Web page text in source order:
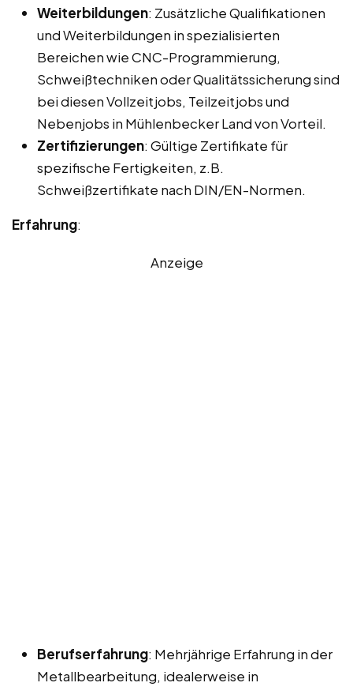
Weiterbildungen: Zusätzliche Qualifikationen
und Weiterbildungen in spezialisierten
Bereichen wie CNC-Programmierung,
Schweißtechniken oder Qualitätssicherung sind
bei diesen Vollzeitjobs, Teilzeitjobs und
Nebenjobs in Mühlenbecker Land von Vorteil.
Zertifizierungen: Gültige Zertifikate für
spezifische Fertigkeiten, z.B.
Schweißzertifikate nach DIN/EN-Normen.
Erfahrung:
Anzeige
Berufserfahrung: Mehrjährige Erfahrung in der
Metallbearbeitung, idealerweise in